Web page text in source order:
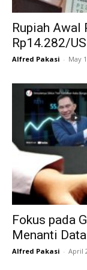
Rupiah Awal
Rp14.282/
Alfred Pakasi - May
Fokus pada
Menanti
Alfred Pakasi - April